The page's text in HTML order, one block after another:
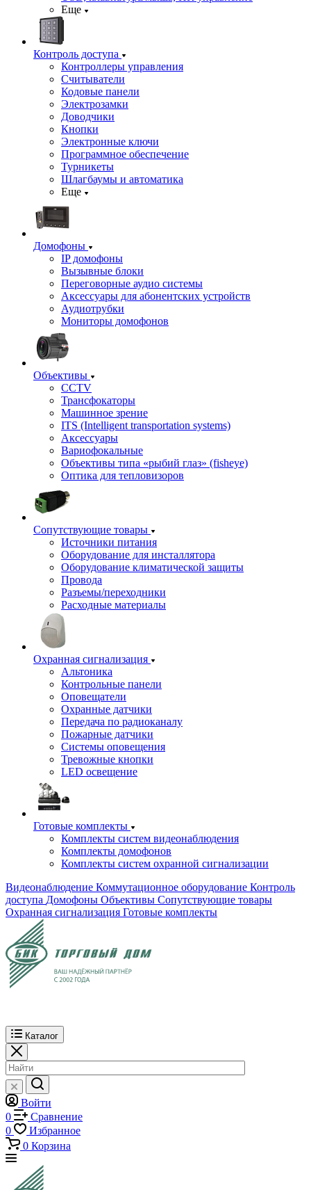
Еще
Контроль доступа
Контроллеры управления
Считыватели
Кодовые панели
Электрозамки
Доводчики
Кнопки
Электронные ключи
Программное обеспечение
Турникеты
Шлагбаумы и автоматика
Еще
Домофоны
IP домофоны
Вызывные блоки
Переговорные аудио системы
Аксессуары для абонентских устройств
Аудиотрубки
Мониторы домофонов
Объективы
CCTV
Трансфокаторы
Машинное зрение
ITS (Intelligent transportation systems)
Аксессуары
Вариофокальные
Объективы типа «рыбий глаз» (fisheye)
Оптика для тепловизоров
Сопутствующие товары
Источники питания
Оборудование для инсталлятора
Оборудование климатической защиты
Провода
Разъемы/переходники
Расходные материалы
Охранная сигнализация
Альтоника
Контрольные панели
Оповещатели
Охранные датчики
Передача по радиоканалу
Пожарные датчики
Системы оповещения
Тревожные кнопки
LED освещение
Готовые комплекты
Комплекты систем видеонаблюдения
Комплекты домофонов
Комплекты систем охранной сигнализации
Видеонаблюдение Коммутационное оборудование Контроль
доступа Домофоны Объективы Сопутствующие товары
Охранная сигнализация Готовые комплекты
Каталог
Войти
0
Сравнение
0
Избранное
0 Корзина